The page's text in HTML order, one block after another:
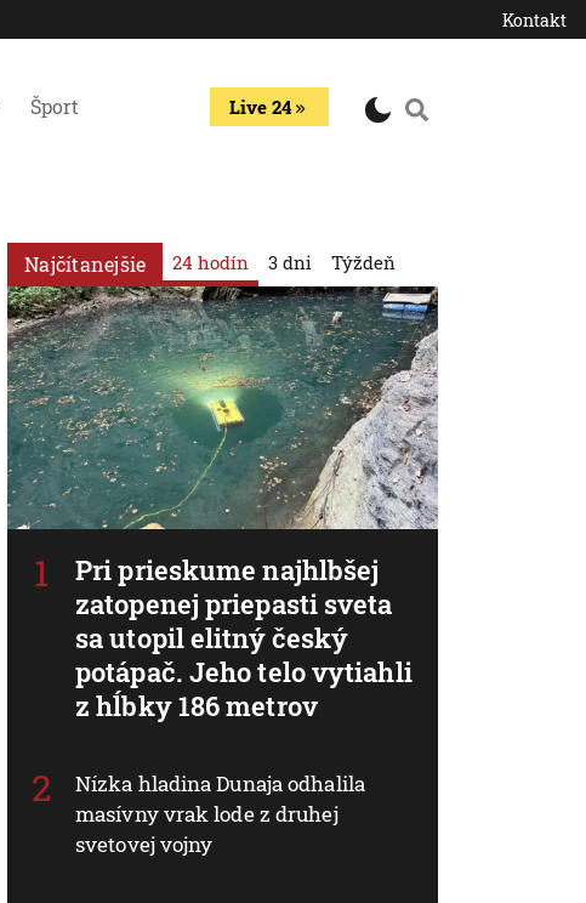
Kontakt
Šport Live 24
Najčítanejšie 24 hodín
Pri prieskume najhlbšej
zatopenej priepasti sveta
sa utopil elitný český
potápač. Jeho telo vytiahli
z hĺbky 186 metrov
Nízka hladina Dunaja odhalila
masívny vrak lode z druhej
svetovej vojny
3 dni Týždeň